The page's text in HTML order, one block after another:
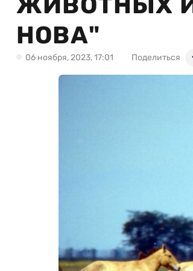
НОВА"
06 ноября, 2023, 17:01 Поделиться